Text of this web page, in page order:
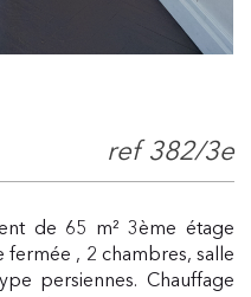
ref 382/3e
de 65 m² 3ème étage
fermée , 2 chambres, salle
persiennes. Chauffage